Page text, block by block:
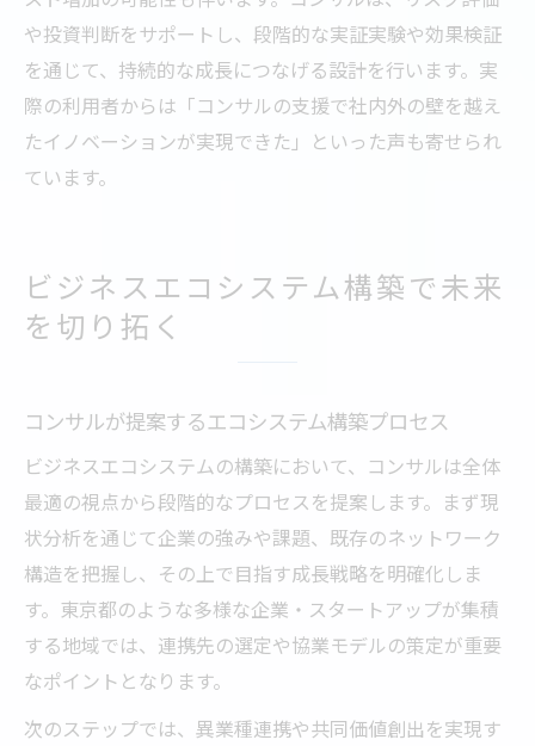
や投資判断をサポートし、段階的な実証実験や効果検証
を通じて、持続的な成長につなげる設計を行います。実
際の利用者からは「コンサルの支援で社内外の壁を越え
たイノベーションが実現できた」といった声も寄せられ
ています。
ビジネスエコシステム構築で未来
を切り拓く
コンサルが提案するエコシステム構築プロセス
ビジネスエコシステムの構築において、コンサルは全体
最適の視点から段階的なプロセスを提案します。まず現
状分析を通じて企業の強みや課題、既存のネットワーク
構造を把握し、その上で目指す成長戦略を明確化しま
す。東京都のような多様な企業・スタートアップが集積
する地域では、連携先の選定や協業モデルの策定が重要
なポイントとなります。
次のステップでは、異業種連携や共同価値創出を実現す